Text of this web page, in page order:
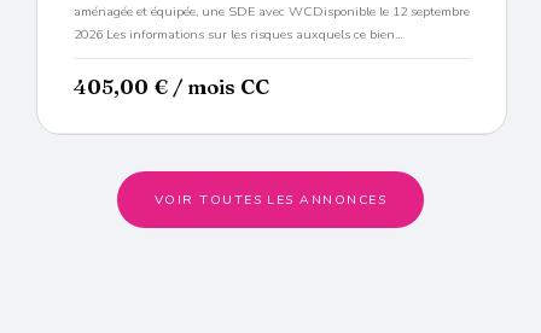
aménagée et équipée, une SDE avec WCDisponible le 12 septembre
2026 Les informations sur les risques auxquels ce bien...
405,00 € / mois CC
VOIR TOUTES LES ANNONCES